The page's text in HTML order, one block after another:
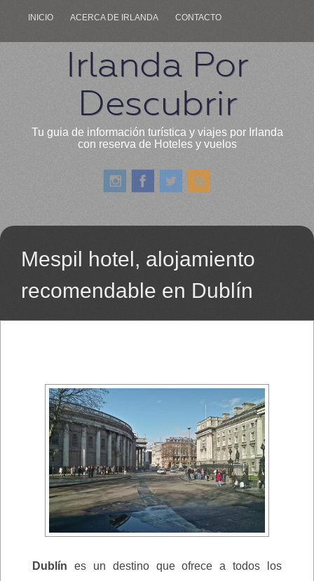
INICIO ACERCA DE IRLANDA CONTACTO
Irlanda Por
Descubrir
Tu guia de información turística y viajes por Irlanda
con reserva de Hoteles y vuelos
Mespil hotel, alojamiento
recomendable en Dublín
Dublín es un destino que ofrece a todos los